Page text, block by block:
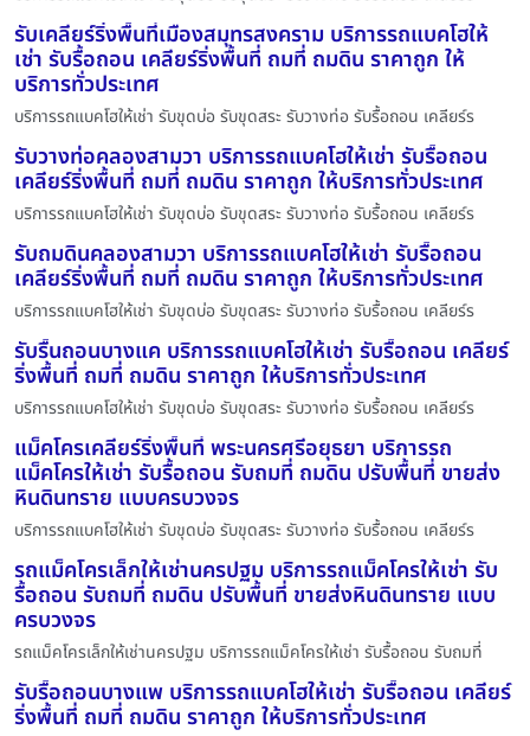
รับเคลียร์ริ่งพื้นที่เมืองสมุทรสงคราม บริการรถแบคโฮให้
เช่า รับรื้อถอน เคลียร์ริ่งพื้นที่ ถมที่ ถมดิน ราคาถูก ให้
บริการทั่วประเทศ
บริการรถแบคโฮให้เช่า รับขุดบ่อ รับขุดสระ รับวางท่อ รับรื้อถอน เคลียร์ร
รับวางท่อคลองสามวา บริการรถแบคโฮให้เช่า รับรื้อถอน
เคลียร์ริ่งพื้นที่ ถมที่ ถมดิน ราคาถูก ให้บริการทั่วประเทศ
บริการรถแบคโฮให้เช่า รับขุดบ่อ รับขุดสระ รับวางท่อ รับรื้อถอน เคลียร์ร
รับถมดินคลองสามวา บริการรถแบคโฮให้เช่า รับรื้อถอน
เคลียร์ริ่งพื้นที่ ถมที่ ถมดิน ราคาถูก ให้บริการทั่วประเทศ
บริการรถแบคโฮให้เช่า รับขุดบ่อ รับขุดสระ รับวางท่อ รับรื้อถอน เคลียร์ร
รับรื้นถอนบางแค บริการรถแบคโฮให้เช่า รับรื้อถอน เคลียร์
ริ่งพื้นที่ ถมที่ ถมดิน ราคาถูก ให้บริการทั่วประเทศ
บริการรถแบคโฮให้เช่า รับขุดบ่อ รับขุดสระ รับวางท่อ รับรื้อถอน เคลียร์ร
แม็คโครเคลียร์ริ่งพื้นที่ พระนครศรีอยุธยา บริการรถ
แม็คโครให้เช่า รับรื้อถอน รับถมที่ ถมดิน ปรับพื้นที่ ขายส่ง
หินดินทราย แบบครบวงจร
บริการรถแบคโฮให้เช่า รับขุดบ่อ รับขุดสระ รับวางท่อ รับรื้อถอน เคลียร์ร
รถแม็คโครเล็กให้เช่านครปฐม บริการรถแม็คโครให้เช่า รับ
รื้อถอน รับถมที่ ถมดิน ปรับพื้นที่ ขายส่งหินดินทราย แบบ
ครบวงจร
รถแม็คโครเล็กให้เช่านครปฐม บริการรถแม็คโครให้เช่า รับรื้อถอน รับถมที่
รับรื้อถอนบางแพ บริการรถแบคโฮให้เช่า รับรื้อถอน เคลียร์
ริ่งพื้นที่ ถมที่ ถมดิน ราคาถูก ให้บริการทั่วประเทศ